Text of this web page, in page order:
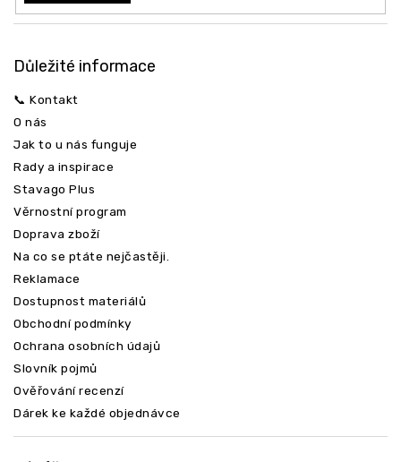
Důležité informace
📞 Kontakt
O nás
Jak to u nás funguje
Rady a inspirace
Stavago Plus
Věrnostní program
Doprava zboží
Na co se ptáte nejčastěji.
Reklamace
Dostupnost materiálů
Obchodní podmínky
Ochrana osobních údajů
Slovník pojmů
Ověřování recenzí
Dárek ke každé objednávce